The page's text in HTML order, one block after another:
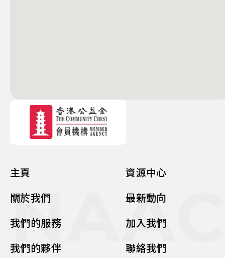
主頁
關於我們
我們的服務
我們的夥伴
資源中心
最新動向
加入我們
聯絡我們